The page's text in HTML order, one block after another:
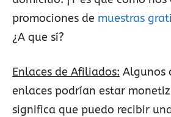
promociones de muestras
¿A que sí?
Enlaces de Afiliados: Algunos
enlaces podrían estar
significa que puedo recibir